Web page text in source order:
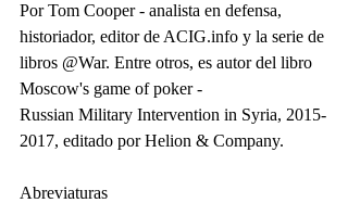
Por Tom Cooper - analista en defensa,
historiador, editor de ACIG.info y la serie de
libros @War. Entre otros, es autor del libro
Moscow's game of poker -
Russian Military Intervention in Syria, 2015-
2017, editado por Helion & Company.
Abreviaturas